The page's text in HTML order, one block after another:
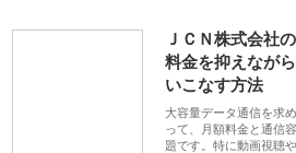
ＪＣＮ株式会社
料金を抑えなが
いこなす方法
大容量データ通信を求
って、月額料金と通信
題です。特に動画視聴